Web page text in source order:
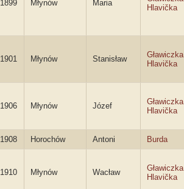
1899 Młynów Maria
Hlavička
1901 Młynów Stanisław
Gławiczka
Hlavička
1906 Młynów Józef
Gławiczka
Hlavička
1908 Horochów Antoni Burda
1910 Młynów Wacław
Gławiczka
Hlavička